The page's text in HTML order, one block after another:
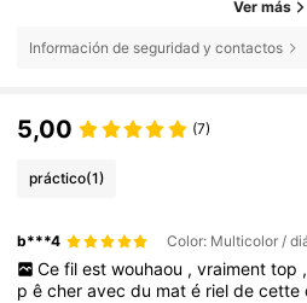
Ver más
Información de seguridad y contactos
5,00 (7)
práctico(1)
b***4
Ce fil est wouhaou , vraiment top ,
pêcheravecdu maté rieldecette